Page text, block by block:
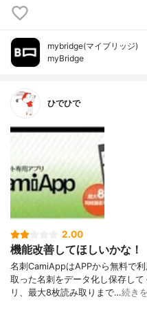
mybridge(マイブリッジ)
myBridge
ひでひで
2.00
機能改善してほしいかな！
名刺CamiAppはAPPから無料で
取った名刺をデータ化し保存し
リ、最大8枚読み取りまで…続き